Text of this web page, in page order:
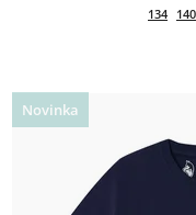
134 140
Novinka